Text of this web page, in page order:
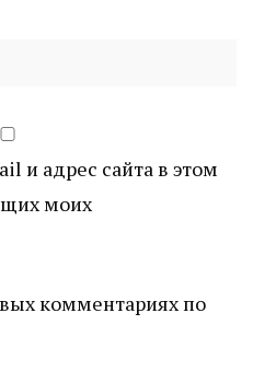
и адрес сайта в этом
моих
комментариях по